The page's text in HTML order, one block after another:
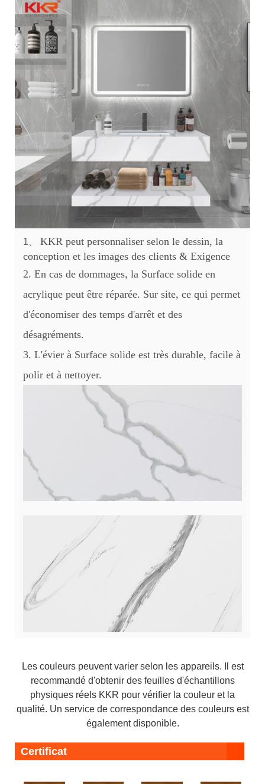
1、 KKR peut personnaliser selon le dessin, la
conception et les images des clients & Exigence
2. En cas de dommages, la Surface solide en
acrylique peut être réparée. Sur site, ce qui permet
d'économiser des temps d'arrêt et des
désagréments.
3. L'évier à Surface solide est très durable, facile à
polir et à nettoyer.
Les couleurs peuvent varier selon les appareils. Il est
recommandé d'obtenir des feuilles d'échantillons
physiques réels KKR pour vérifier la couleur et la
qualité. Un service de correspondance des couleurs est
également disponible.
Certificat